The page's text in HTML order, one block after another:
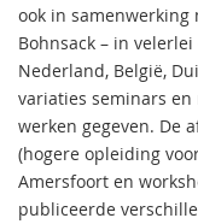
ook in samenwerking
Bohnsack – in
Nederland, België,
variaties seminars
werken gegeven. De
(hogere opleiding
Amersfoort en
publiceerde